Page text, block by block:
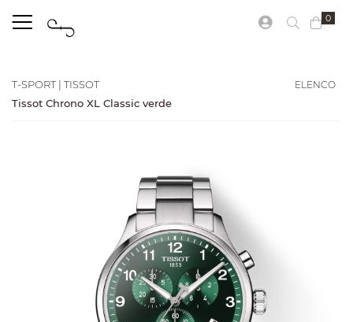
0
T-SPORT | TISSOT
Tissot Chrono XL Classic verde
ELENCO